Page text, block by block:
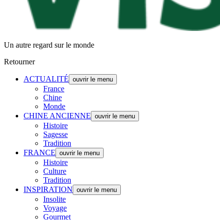
Un autre regard sur le monde
Retourner
ACTUALITÉ ouvrir le menu
France
Chine
Monde
CHINE ANCIENNE ouvrir le menu
Histoire
Sagesse
Tradition
FRANCE ouvrir le menu
Histoire
Culture
Tradition
INSPIRATION ouvrir le menu
Insolite
Voyage
Gourmet